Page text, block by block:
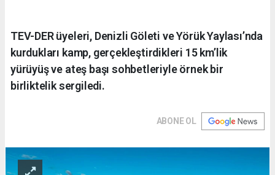
TEV-DER üyeleri, Denizli Göleti ve Yörük Yaylası’nda
kurdukları kamp, gerçekleştirdikleri 15 km’lik
yürüyüş ve ateş başı sohbetleriyle örnek bir
birliktelik sergiledi.
ABONE OL